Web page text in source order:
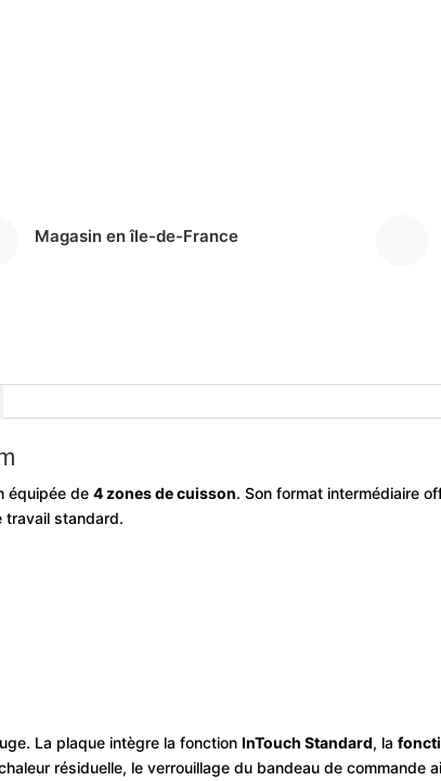
Magasin en île-de-France
équipée de4 zones de cuisson. Son format intermédiaire
travail standard.
La plaque intègre la fonctionInTouch Standard, la
résiduelle, le verrouillage du bandeau de commande